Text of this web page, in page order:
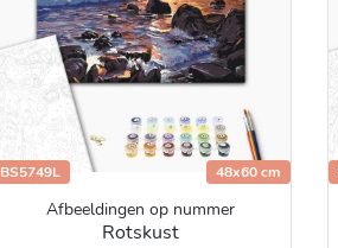
BS5749L 48x60 cm
Afbeeldingen op nummer
Rotskust